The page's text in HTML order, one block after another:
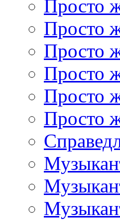
Просто
Просто
Просто
Просто
Просто
Просто